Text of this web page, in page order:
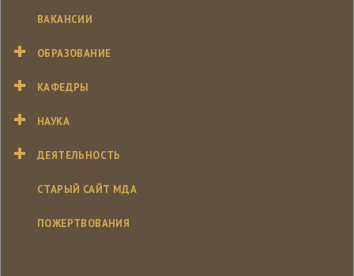
ВАКАНСИИ
ОБРАЗОВАНИЕ
КАФЕДРЫ
НАУКА
ДЕЯТЕЛЬНОСТЬ
СТАРЫЙ САЙТ МДА
ПОЖЕРТВОВАНИЯ